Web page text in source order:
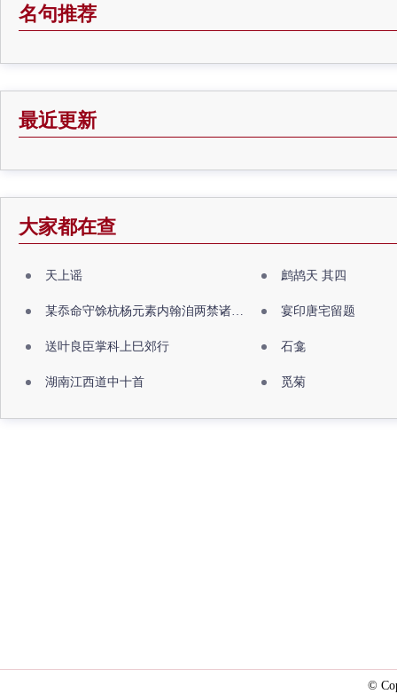
名句推荐
最近更新
大家都在查
天上谣 鹧鸪天 其四
某忝命守馀杭杨元素内翰洎两禁诸公出祖佛寺 宴印唐宅留题
送叶良臣掌科上巳郊行 石龛
湖南江西道中十首 觅菊
©